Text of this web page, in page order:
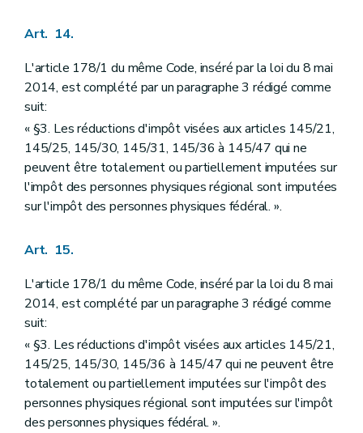
Art. 14.
L'article 178/1 du même Code, inséré par la loi du 8 mai
2014, est complété par un paragraphe 3 rédigé comme
suit:
« §3. Les réductions d'impôt visées aux articles 145/21,
145/25, 145/30, 145/31, 145/36 à 145/47 qui ne
peuvent être totalement ou partiellement imputées sur
l'impôt des personnes physiques régional sont imputées
sur l'impôt des personnes physiques fédéral. ».
Art. 15.
L'article 178/1 du même Code, inséré par la loi du 8 mai
2014, est complété par un paragraphe 3 rédigé comme
suit:
« §3. Les réductions d'impôt visées aux articles 145/21,
145/25, 145/30, 145/36 à 145/47 qui ne peuvent être
totalement ou partiellement imputées sur l'impôt des
personnes physiques régional sont imputées sur l'impôt
des personnes physiques fédéral. ».